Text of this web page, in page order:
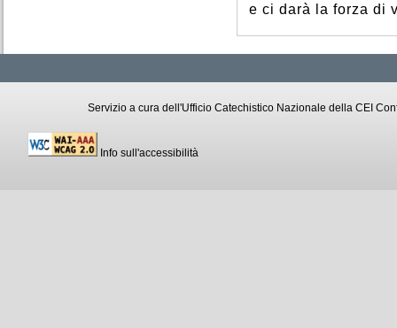
e ci darà la forza di
Servizio a cura dell'Ufficio Catechistico Nazionale della CEI
Info sull'accessibilità